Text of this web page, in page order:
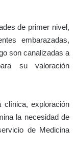
de primer nivel,
embarazadas,
son canalizadas a
su valoración
exploración
la necesidad de
de Medicina